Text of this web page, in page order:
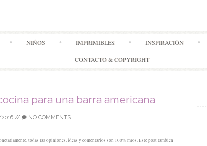
Skip
to
content
NIÑOS IMPRIMIBLES INSPIRACIÓN
CONTACTO & COPYRIGHT
para una barra americana
// NO COMMENTS
todas las opiniones, ideas y comentarios son 100% míos. Este post también